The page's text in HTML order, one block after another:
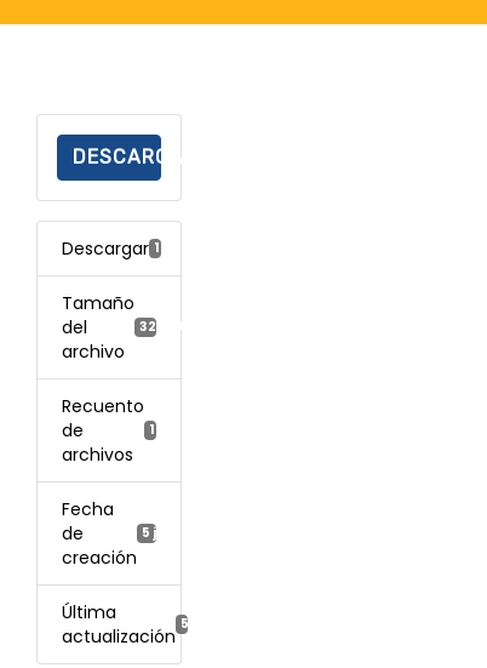
DESCARGAR
Descargar 149
Tamaño
del
archivo
322.10 KB
Recuento
de
archivos
1
Fecha
de
creación
5 julio, 2022
Última
actualización
5 julio, 2022